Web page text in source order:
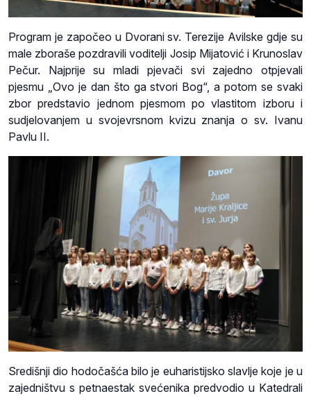
Program je započeo u Dvorani sv. Terezije Avilske gdje su
male zboraše pozdravili voditelji Josip Mijatović i Krunoslav
Pečur. Najprije su mladi pjevači svi zajedno otpjevali
pjesmu „Ovo je dan što ga stvori Bog“, a potom se svaki
zbor predstavio jednom pjesmom po vlastitom izboru i
sudjelovanjem u svojevrsnom kvizu znanja o sv. Ivanu
Pavlu II.
Središnji dio hodočašća bilo je euharistijsko slavlje koje je u
zajedništvu s petnaestak svećenika predvodio u Katedrali